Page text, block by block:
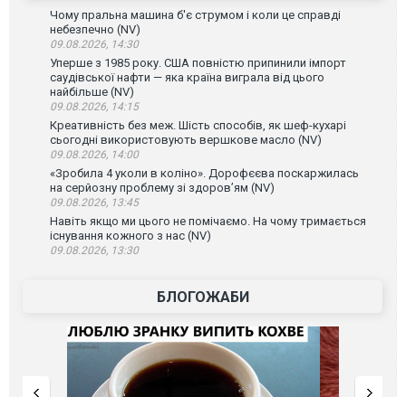
Чому пральна машина б'є струмом і коли це справді
небезпечно (NV)
09.08.2026, 14:30
Уперше з 1985 року. США повністю припинили імпорт
саудівської нафти — яка країна виграла від цього
найбільше (NV)
09.08.2026, 14:15
Креативність без меж. Шість способів, як шеф-кухарі
сьогодні використовують вершкове масло (NV)
09.08.2026, 14:00
«Зробила 4 уколи в коліно». Дорофєєва поскаржилась
на серйозну проблему зі здоров’ям (NV)
09.08.2026, 13:45
Навіть якщо ми цього не помічаємо. На чому тримається
існування кожного з нас (NV)
09.08.2026, 13:30
БЛОГОЖАБИ